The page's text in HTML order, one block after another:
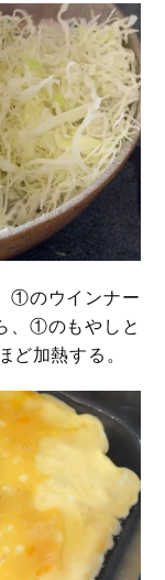
①のウインナー
、①のもやしと
加熱する。